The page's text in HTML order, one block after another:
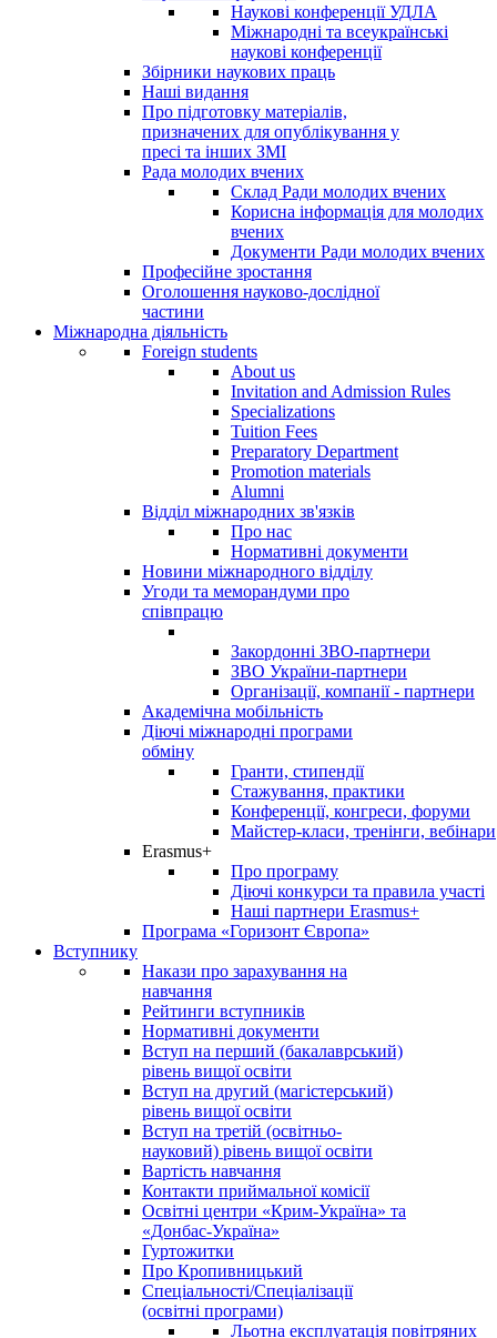
Наукові конференції УДЛА
Міжнародні та всеукраїнські
наукові конференції
Збірники наукових праць
Наші видання
Про підготовку матеріалів,
призначених для опублікування у
пресі та інших ЗМІ
Рада молодих вчених
Склад Ради молодих вчених
Корисна інформація для молодих
вчених
Документи Ради молодих вчених
Професійне зростання
Оголошення науково-дослідної
частини
Міжнародна діяльність
Foreign students
About us
Invitation and Admission Rules
Specializations
Tuition Fees
Preparatory Department
Promotion materials
Alumni
Відділ міжнародних зв'язків
Про нас
Нормативні документи
Новини міжнародного відділу
Угоди та меморандуми про
співпрацю
Закордонні ЗВО-партнери
ЗВО України-партнери
Організації, компанії - партнери
Академічна мобільність
Діючі міжнародні програми
обміну
Гранти, стипендії
Стажування, практики
Конференції, конгреси, форуми
Майстер-класи, тренінги, вебінари
Erasmus+
Про програму
Діючі конкурси та правила участі
Наші партнери Erasmus+
Програма «Горизонт Європа»
Вступнику
Накази про зарахування на
навчання
Рейтинги вступників
Нормативні документи
Вступ на перший (бакалаврський)
рівень вищої освіти
Вступ на другий (магістерський)
рівень вищої освіти
Вступ на третій (освітньо-
науковий) рівень вищої освіти
Вартість навчання
Контакти приймальної комісії
Освітні центри «Крим-Україна» та
«Донбас-Україна»
Гуртожитки
Про Кропивницький
Спеціальності/Спеціалізації
(освітні програми)
Льотна експлуатація повітряних